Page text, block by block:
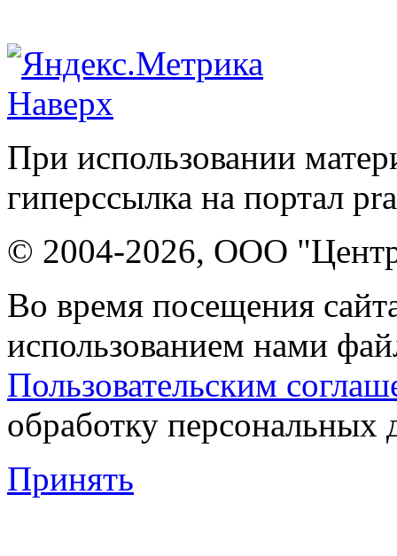
Наверх
При использовании
гиперссылка на портал
© 2004-2026, ООО "Центр
Во время посещения
использованием нами
Пользовательским
обработку персональных
Принять